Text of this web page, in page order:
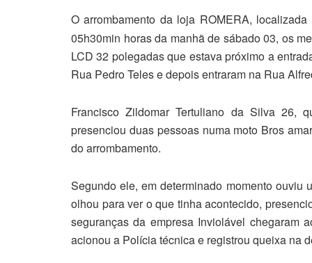
O arrombamento da loja ROMERA,
05h30min horas da manhã de sábado 03, os
LCD 32 polegadas que estava próximo a
Rua Pedro Teles e depois entraram na Rua
Francisco Zildomar Tertuliano da Silva 26,
presenciou duas pessoas numa moto Bros
do arrombamento.
Segundo ele, em determinado momento ouviu
olhou para ver o que tinha acontecido,
seguranças da empresa Inviolável chegaram
acionou a Polícia técnica e registrou queixa na